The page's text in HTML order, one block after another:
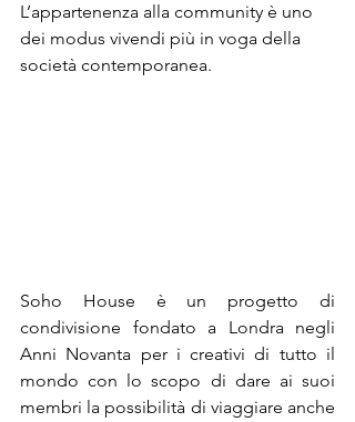
L’appartenenza alla community è uno
dei modus vivendi più in voga della
società contemporanea.
Soho House è un progetto di
condivisione fondato a Londra negli
Anni Novanta per i creativi di tutto il
mondo con lo scopo di dare ai suoi
membri la possibilità di viaggiare anche